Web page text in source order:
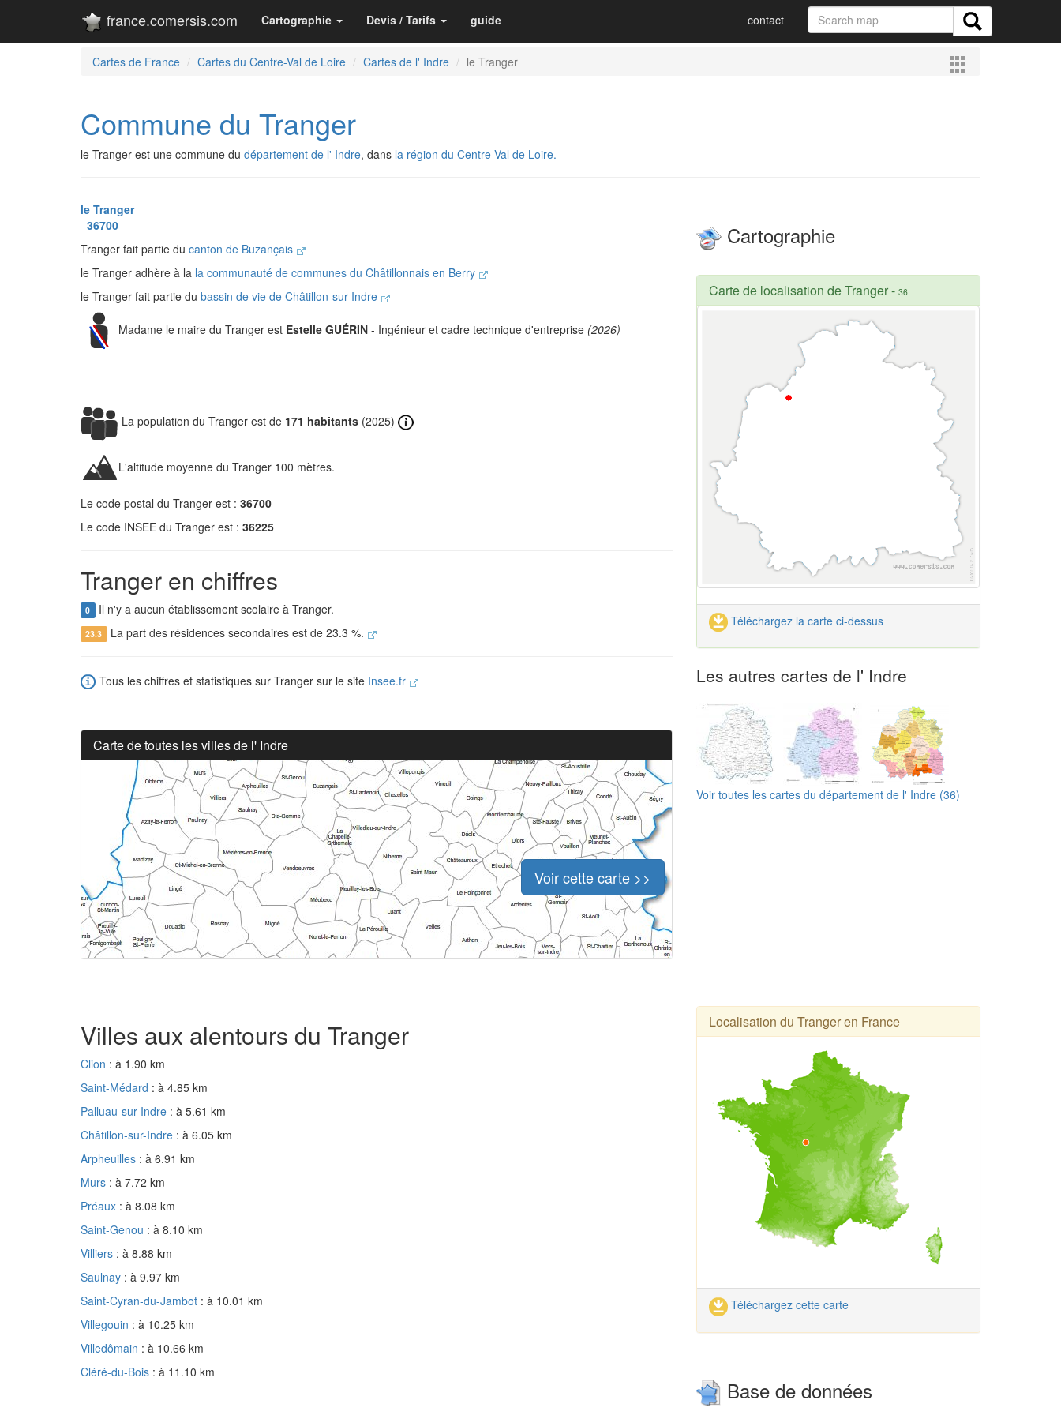
france.comersis.com Cartographie Devis / Tarifs guide contact
Cartes de France Cartes du Centre-Val de Loire Cartes de l' Indre le Tranger
Commune du Tranger
le Tranger est une commune du département de l' Indre, dans la région du Centre-Val de Loire.
le Tranger
36700
Tranger fait partie du canton de Buzançais
le Tranger adhère à la la communauté de communes du Châtillonnais en Berry
le Tranger fait partie du bassin de vie de Châtillon-sur-Indre
Madame le maire du Tranger est Estelle GUÉRIN - Ingénieur et cadre technique d'entreprise (2026)
La population du Tranger est de 171 habitants (2025)
L'altitude moyenne du Tranger 100 mètres.
Le code postal du Tranger est : 36700
Le code INSEE du Tranger est : 36225
Tranger en chiffres
0 Il n'y a aucun établissement scolaire à Tranger.
23.3 La part des résidences secondaires est de 23.3 %.
Tous les chiffres et statistiques sur Tranger sur le site Insee.fr
Carte de toutes les villes de l' Indre
Voir cette carte >>
Cartographie
Carte de localisation de Tranger- 36
Téléchargez la carte ci-dessus
Les autres cartes de l' Indre
Voir toutes les cartes du département de l' Indre (36)
Villes aux alentours du Tranger
Clion : à 1.90 km
Saint-Médard : à 4.85 km
Palluau-sur-Indre : à 5.61 km
Châtillon-sur-Indre : à 6.05 km
Arpheuilles : à 6.91 km
Murs : à 7.72 km
Préaux : à 8.08 km
Saint-Genou : à 8.10 km
Villiers : à 8.88 km
Saulnay : à 9.97 km
Saint-Cyran-du-Jambot : à 10.01 km
Villegouin : à 10.25 km
Villedômain : à 10.66 km
Cléré-du-Bois : à 11.10 km
Localisation du Tranger en France
Téléchargez cette carte
Base de données